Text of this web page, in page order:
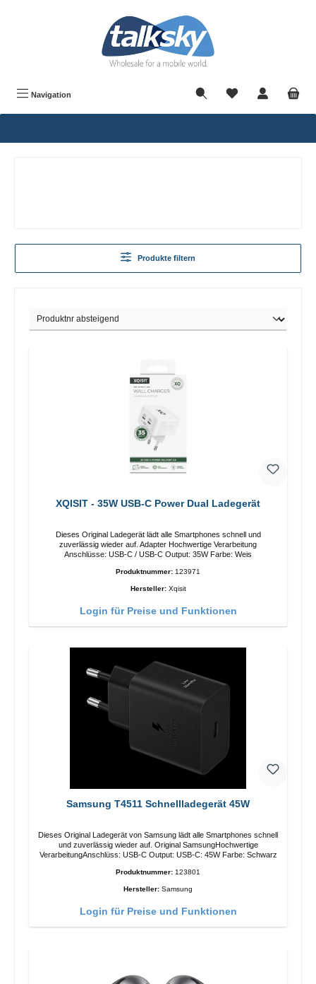
Navigation
Produkte filtern
XQISIT - 35W USB-C Power Dual Ladegerät
Dieses Original Ladegerät lädt alle Smartphones schnell und
zuverlässig wieder auf. Adapter Hochwertige Verarbeitung
Anschlüsse: USB-C / USB-C Output: 35W Farbe: Weis
Produktnummer: 123971
Hersteller: Xqisit
Login für Preise und Funktionen
Samsung T4511 Schnellladegerät 45W
Dieses Original Ladegerät von Samsung lädt alle Smartphones schnell
und zuverlässig wieder auf. Original SamsungHochwertige
VerarbeitungAnschlüss: USB-C Output: USB-C: 45W Farbe: Schwarz
Produktnummer: 123801
Hersteller: Samsung
Login für Preise und Funktionen